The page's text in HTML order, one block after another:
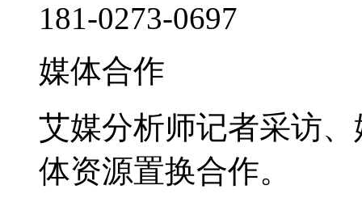
181-0273-0697
媒体合作
艾媒分析师记者采访
体资源置换合作。